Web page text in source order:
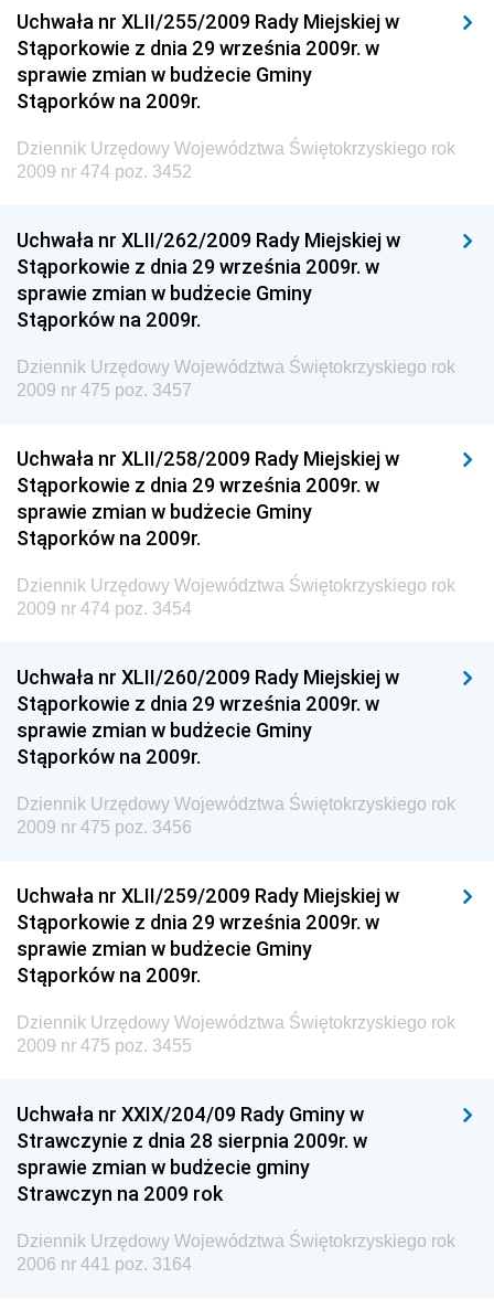
Narodowego i Sportu
Dziennik Urzędowy Ministra Finansów, Funduszy i
Polityki Regionalnej
Dziennik Urzędowy Ministra Rozwoju, Pracy i
Technologii
Dziennik Urzędowy Ministra Kultury, Dziedzictwa
Dziennik Urzędowy Ministra Rodziny i Polityki
Społecznej
Dziennik Urzędowy Komendy Głównej Straży
Granicznej
Dziennik Urzędowy Głównego Inspektoratu Transportu
Drogowego
Dziennik Urzędowy Komendy Głównej Policji
Dziennik Urzędowy Ministra Pracy i Polityki
Społecznej
Dziennik Urzędowy Ministra Transportu, Budownictwa
i Gospodarki Morskiej
Dziennik Urzędowy Ministra Spraw Zagranicznych
Dziennik Urzędowy Centralnego Biura
Antykorupcyjnego
Wewnętrznego
Dziennik Urzędowy Urzędu Patentowego
Dziennik Urzędowy Generalnej Dyrekcji Dróg
Krajowych i Autostrad
Dziennik Urzędowy Ministra Środowiska
Dziennik Urzędowy Ministra Edukacji
Dziennik Urzędowy Ministra Przemysłu
Dziennik Urzędowy Ministra Finansów i Gospodarki
Dziennik Urzędowy Ministra do Spraw Unii
Dziennik Urzędowy Agencji Wywiadu
Uchwała nr XLII/255/2009 Rady Miejskiej w
Stąporkowie z dnia 29 września 2009r. w
sprawie zmian w budżecie Gminy
Stąporków na 2009r.
Dziennik Urzędowy Województwa Świętokrzyskiego rok
2009 nr 474 poz. 3452
Uchwała nr XLII/262/2009 Rady Miejskiej w
Stąporkowie z dnia 29 września 2009r. w
sprawie zmian w budżecie Gminy
Stąporków na 2009r.
Dziennik Urzędowy Województwa Świętokrzyskiego rok
2009 nr 475 poz. 3457
Uchwała nr XLII/258/2009 Rady Miejskiej w
Stąporkowie z dnia 29 września 2009r. w
sprawie zmian w budżecie Gminy
Stąporków na 2009r.
Dziennik Urzędowy Województwa Świętokrzyskiego rok
2009 nr 474 poz. 3454
Uchwała nr XLII/260/2009 Rady Miejskiej w
Stąporkowie z dnia 29 września 2009r. w
sprawie zmian w budżecie Gminy
Stąporków na 2009r.
Dziennik Urzędowy Województwa Świętokrzyskiego rok
2009 nr 475 poz. 3456
Uchwała nr XLII/259/2009 Rady Miejskiej w
Stąporkowie z dnia 29 września 2009r. w
sprawie zmian w budżecie Gminy
Stąporków na 2009r.
Dziennik Urzędowy Województwa Świętokrzyskiego rok
2009 nr 475 poz. 3455
Uchwała nr XXIX/204/09 Rady Gminy w
Strawczynie z dnia 28 sierpnia 2009r. w
sprawie zmian w budżecie gminy
Strawczyn na 2009 rok
Dziennik Urzędowy Województwa Świętokrzyskiego rok
2006 nr 441 poz. 3164